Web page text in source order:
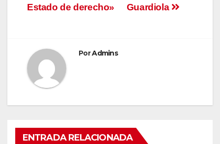
Guardiola
Estado de derecho»
PorAdmins
ENTRADA RELACIONADA